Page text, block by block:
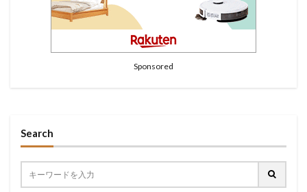
Sponsored
Search